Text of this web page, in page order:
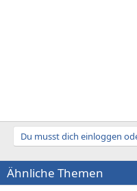
Du musst dich einloggen
Ähnliche Themen